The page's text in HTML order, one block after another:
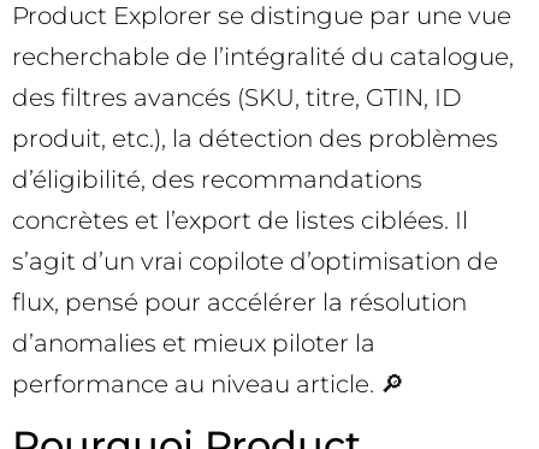
Product Explorer se distingue par une vue
recherchable de l’intégralité du catalogue,
des filtres avancés (SKU, titre, GTIN, ID
produit, etc.), la détection des problèmes
d’éligibilité, des recommandations
concrètes et l’export de listes ciblées. Il
s’agit d’un vrai copilote d’optimisation de
flux, pensé pour accélérer la résolution
d’anomalies et mieux piloter la
performance au niveau article. 🔎